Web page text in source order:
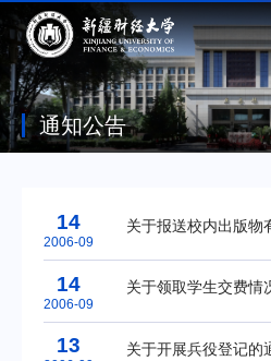
通知公告
14
2006-09
关于报送校内出版物
14
2006-09
关于领取学生交费情
13 关于开展兵役登记的